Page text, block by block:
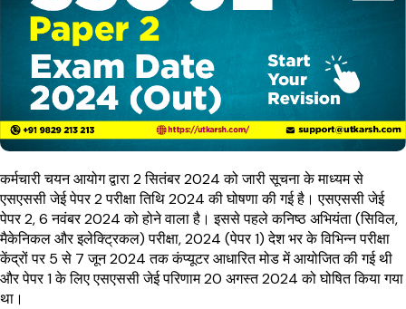
कर्मचारी चयन आयोग द्वारा 2 सितंबर 2024 को जारी सूचना के माध्यम से
एसएससी जेई पेपर 2 परीक्षा तिथि 2024 की घोषणा की गई है। एसएससी जेई
पेपर 2, 6 नवंबर 2024 को होने वाला है। इससे पहले कनिष्ठ अभियंता (सिविल,
मैकेनिकल और इलेक्ट्रिकल) परीक्षा, 2024 (पेपर 1) देश भर के विभिन्न परीक्षा
केंद्रों पर 5 से 7 जून 2024 तक कंप्यूटर आधारित मोड में आयोजित की गई थी
और पेपर 1 के लिए एसएससी जेई परिणाम 20 अगस्त 2024 को घोषित किया गया
था।